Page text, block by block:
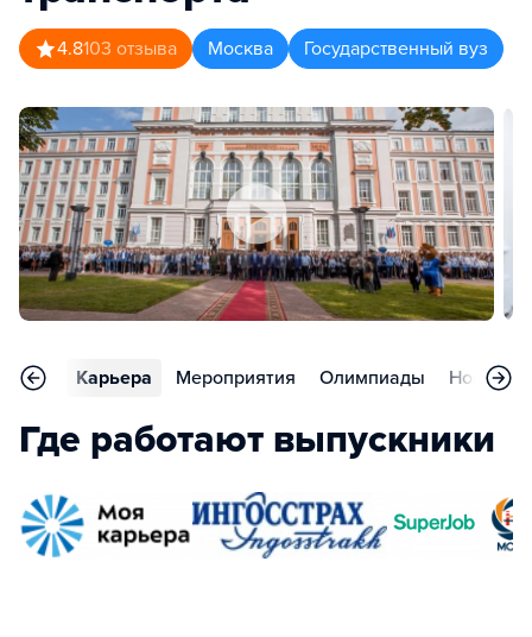
4.8103 отзыва Москва Государственный вуз
Карьера Мероприятия Олимпиады Новости
Где работают выпускники